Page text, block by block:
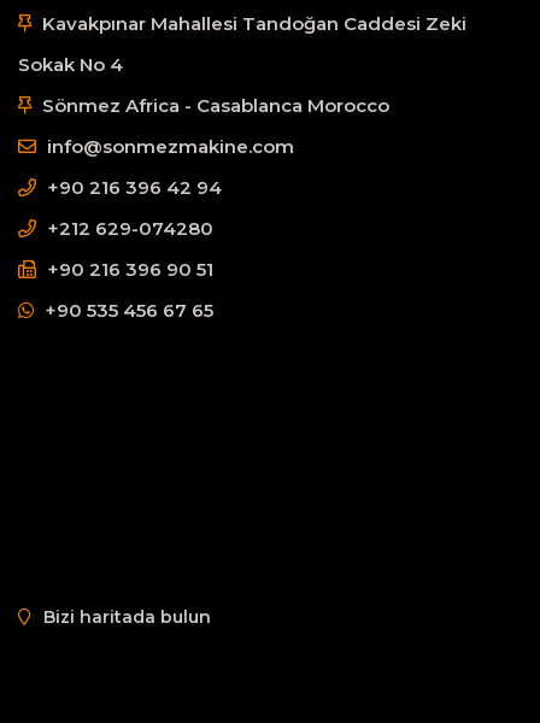
Kavakpınar Mahallesi Tandoğan Caddesi Zeki
Sokak No 4
Sönmez Africa - Casablanca Morocco
info@sonmezmakine.com
+90 216 396 42 94
+212 629-074280
+90 216 396 90 51
+90 535 456 67 65
Bizi haritada bulun